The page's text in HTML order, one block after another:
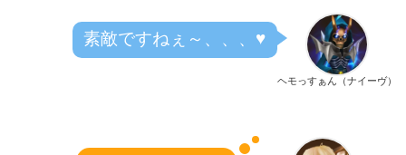
ヘモっすぁん（ナイーヴ）
素敵ですねぇ～、、、♥